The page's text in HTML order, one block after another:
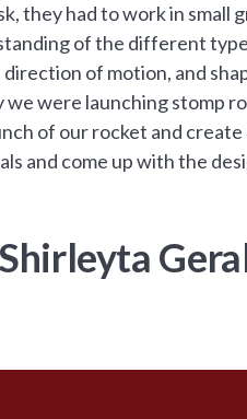
they had to work in small
of the different
direction of motion, and
we were launching stomp
of our rocket and
and come up with the